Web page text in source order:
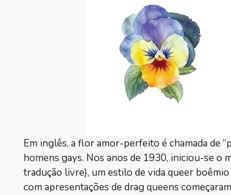
Em inglês, a flor amor-perfeito é chamada de
homens gays. Nos anos de 1930, iniciou-se o
tradução livre), um estilo de vida queer
com apresentações de drag queens